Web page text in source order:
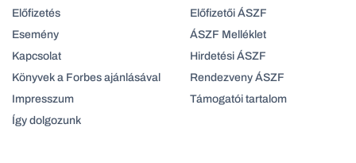
Előfizetés
Esemény
Kapcsolat
Könyvek a Forbes ajánlásával
Impresszum
Így dolgozunk
Előfizetői ÁSZF
ÁSZF Melléklet
Hirdetési ÁSZF
Rendezveny ÁSZF
Támogatói tartalom